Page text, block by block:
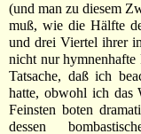
(und man zu diesem
muß, wie die Hälfte
und drei Viertel ihrer
nicht nur hymnenhafte
Tatsache, daß ich
hatte, obwohl ich das
Feinsten boten
dessen